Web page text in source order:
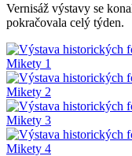
Vernisáž výstavy se
pokračovala celý týden.